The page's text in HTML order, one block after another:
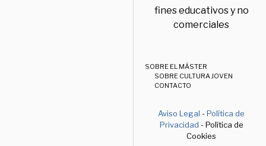
fines educativos y no
comerciales
SOBRE EL MÁSTER
SOBRE CULTURA JOVEN
CONTACTO
Aviso Legal -Política de
Privacidad - Política de
Cookies